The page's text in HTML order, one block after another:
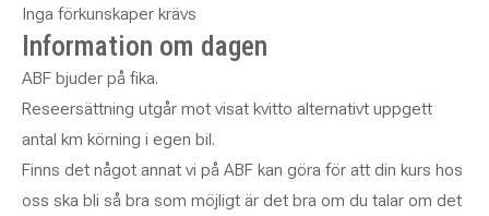
Inga förkunskaper krävs
Information om dagen
ABF bjuder på fika.
Reseersättning utgår mot visat kvitto alternativt uppgett
antal km körning i egen bil.
Finns det något annat vi på ABF kan göra för att din kurs hos
oss ska bli så bra som möjligt är det bra om du talar om det